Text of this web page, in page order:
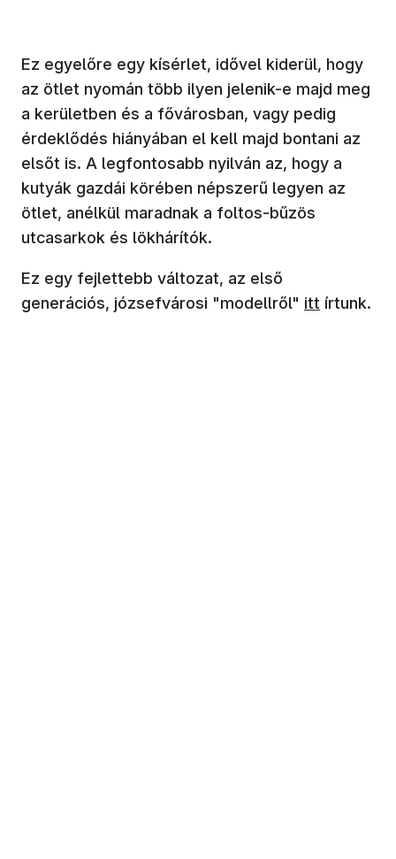
Ez egyelőre egy kísérlet, idővel kiderül, hogy
az ötlet nyomán több ilyen jelenik-e majd meg
a kerületben és a fővárosban, vagy pedig
érdeklődés hiányában el kell majd bontani az
elsőt is. A legfontosabb nyilván az, hogy a
kutyák gazdái körében népszerű legyen az
ötlet, anélkül maradnak a foltos-bűzös
utcasarkok és lökhárítók.
Ez egy fejlettebb változat, az első
generációs, józsefvárosi "modellről" (új
itt írtunk.